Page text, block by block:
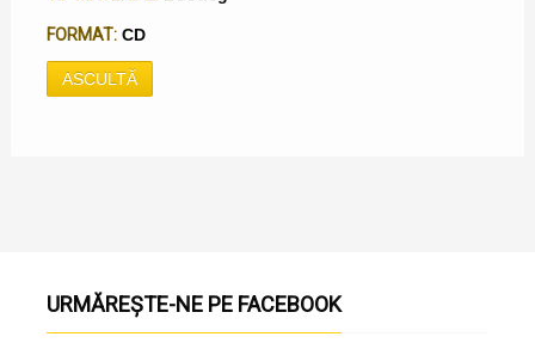
FORMAT: CD
ASCULTĂ
URMĂREȘTE-NE PE FACEBOOK